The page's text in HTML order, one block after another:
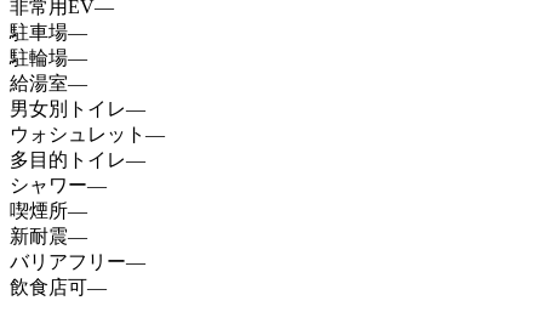
非常用EV—
駐車場—
駐輪場—
給湯室—
男女別トイレ—
ウォシュレット —
多目的トイレ—
シャワー—
喫煙所—
新耐震—
バリアフリー—
飲食店可—